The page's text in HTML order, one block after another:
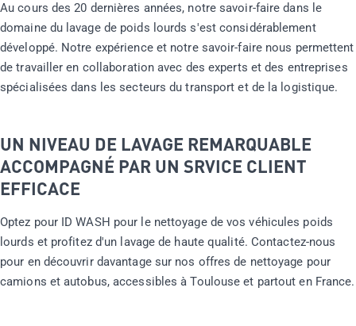
Au cours des 20 dernières années, notre savoir-faire dans le
domaine du lavage de poids lourds s'est considérablement
développé. Notre expérience et notre savoir-faire nous permettent
de travailler en collaboration avec des experts et des entreprises
spécialisées dans les secteurs du transport et de la logistique.
UN NIVEAU DE LAVAGE REMARQUABLE
ACCOMPAGNÉ PAR UN SRVICE CLIENT
EFFICACE
Optez pour ID WASH pour le nettoyage de vos véhicules poids
lourds et profitez d'un lavage de haute qualité. Contactez-nous
pour en découvrir davantage sur nos offres de nettoyage pour
camions et autobus, accessibles à Toulouse et partout en France.